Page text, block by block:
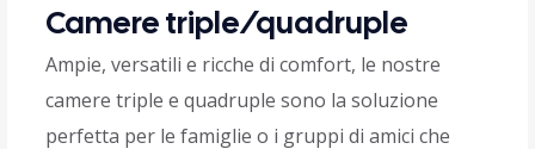
Camere triple/quadruple
Ampie, versatili e ricche di comfort, le nostre
camere triple e quadruple sono la soluzione
perfetta per le famiglie o i gruppi di amici che